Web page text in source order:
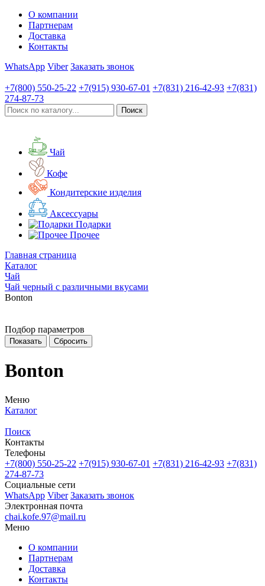
О компании
Партнерам
Доставка
Контакты
WhatsApp Viber Заказать звонок
+7(800) 550-25-22 +7(915) 930-67-01 +7(831) 216-42-93 +7(831)
274-87-73
Чай
Кофе
Кондитерские изделия
Аксессуары
Подарки
Прочее
Главная страница
Каталог
Чай
Чай черный с различными вкусами
Bonton
Подбор параметров
Bonton
Меню
Каталог
Поиск
Контакты
Телефоны
+7(800) 550-25-22 +7(915) 930-67-01 +7(831) 216-42-93 +7(831)
274-87-73
Социальные сети
WhatsApp Viber Заказать звонок
Электронная почта
chai.kofe.97@mail.ru
Меню
О компании
Партнерам
Доставка
Контакты